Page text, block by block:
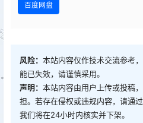
百度网盘
风险： 本站内容仅作技术交流参考
能已失效，请谨慎采用。
声明： 本站内容由用户上传或投稿
担。若存在侵权或违规内容，请通
我们将在24小时内核实并下架。